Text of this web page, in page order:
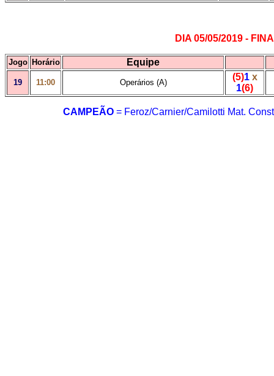
DIA 05/05/2019 -
Jogo Horário Equipe
19 11:00 Operários (A)
(5)1x
1(6)
CAMPEÃO = Feroz/Carnier/Camilotti Mat.